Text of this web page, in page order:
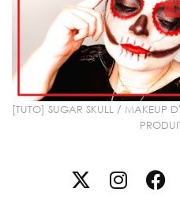
[TUTO] SUGAR SKULL / MAKEUP